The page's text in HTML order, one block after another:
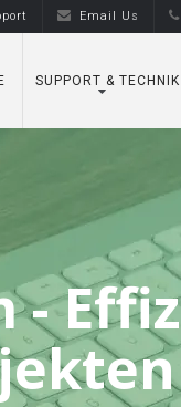
Email Us
SUPPORT & TECHNIK
-